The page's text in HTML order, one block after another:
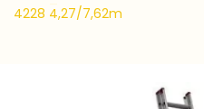
4228 4,27/7,62m